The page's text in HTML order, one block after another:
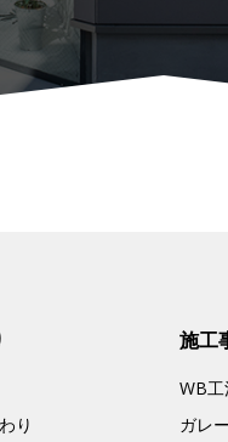
り
施工
WB
ガレ